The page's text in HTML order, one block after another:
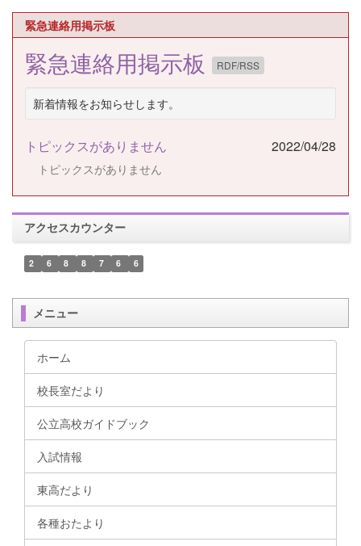
緊急連絡用掲示板
緊急連絡用掲示板 RDF/RSS
新着情報をお知らせします。
トピックスがありません 2022/04/28
トピックスがありません
アクセスカウンター
2 6 8 8 7 6 6
メニュー
ホーム
校長室だより
公立高校ガイドブック
入試情報
東高だより
各種おたより